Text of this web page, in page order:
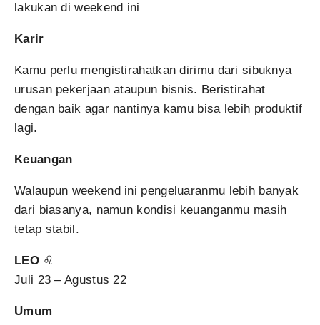
lakukan di weekend ini
Karir
Kamu perlu mengistirahatkan dirimu dari sibuknya
urusan pekerjaan ataupun bisnis. Beristirahat
dengan baik agar nantinya kamu bisa lebih produktif
lagi.
Keuangan
Walaupun weekend ini pengeluaranmu lebih banyak
dari biasanya, namun kondisi keuanganmu masih
tetap stabil.
LEO♌
Juli 23 – Agustus 22
Umum